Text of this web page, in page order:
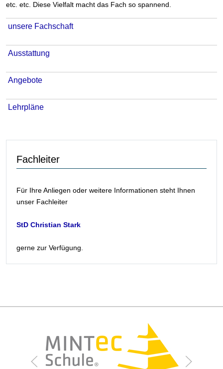
etc. etc. Diese Vielfalt macht das Fach so spannend.
unsere Fachschaft
Ausstattung
Angebote
Lehrpläne
Fachleiter
Für Ihre Anliegen oder weitere Informationen steht Ihnen
unser Fachleiter
StD Christian Stark
gerne zur Verfügung.